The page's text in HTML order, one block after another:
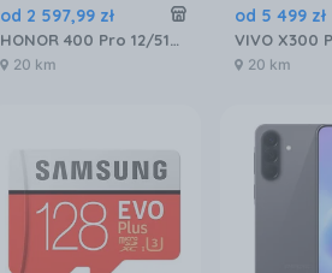
od 2 597,99 zł
HONOR 400 Pro 12/512GB Czarny
20 km
od 5 499 zł
20 km